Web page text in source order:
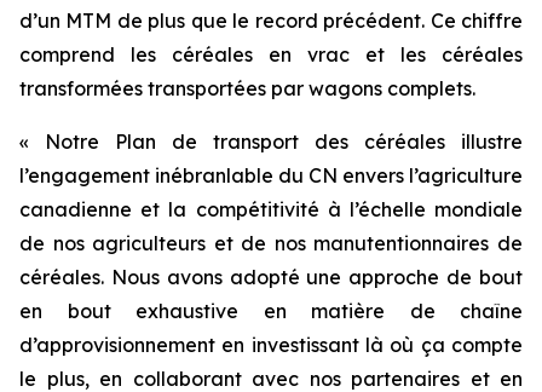
d’un MTM de plus que le record précédent. Ce chiffre
comprend les céréales en vrac et les céréales
transformées transportées par wagons complets.
« Notre Plan de transport des céréales illustre
l’engagement inébranlable du CN envers l’agriculture
canadienne et la compétitivité à l’échelle mondiale
de nos agriculteurs et de nos manutentionnaires de
céréales. Nous avons adopté une approche de bout
en bout exhaustive en matière de chaîne
d’approvisionnement en investissant là où ça compte
le plus, en collaborant avec nos partenaires et en